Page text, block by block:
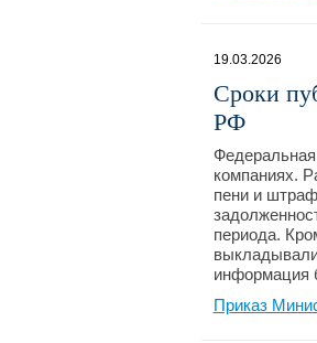
19.03.2026
Сроки
РФ
компаниях.
пени и
периода.
информация
Приказ